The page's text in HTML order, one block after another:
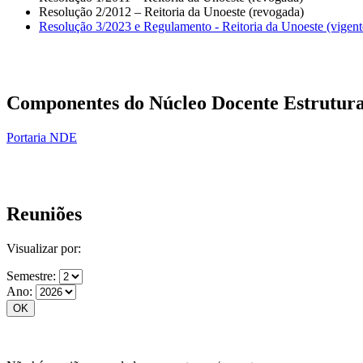
Resolução 2/2012 – Reitoria da Unoeste (revogada)
Resolução 3/2023 e Regulamento - Reitoria da Unoeste
Componentes do Núcleo Docente
Portaria NDE
Reuniões
Visualizar por:
Semestre:
Ano: